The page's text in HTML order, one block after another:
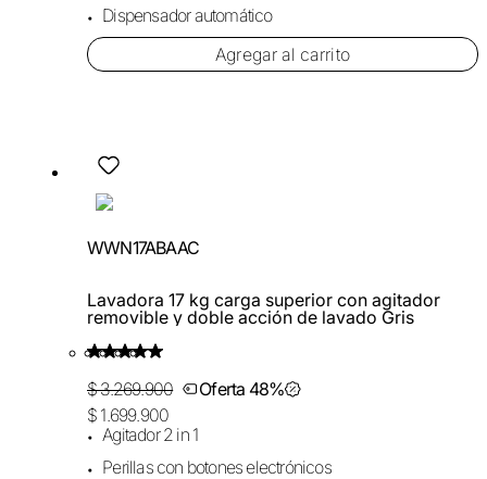
Dispensador automático
Agregar al carrito
WWN17ABAAC
Lavadora 17 kg carga superior con agitador
removible y doble acción de lavado Gris
$ 3.269.900
Oferta 48%
$ 1.699.900
Agitador 2 in 1
Perillas con botones electrónicos